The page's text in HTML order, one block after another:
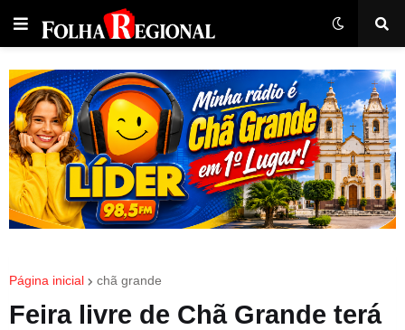
Página inicial chã grande
Feira livre de Chã Grande terá